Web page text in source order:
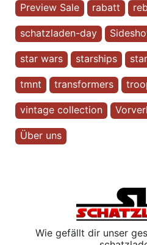
Preview Sale rabatt
schatzladen-day
star wars starships
tmnt transformers
vintage collection
Über uns
Wie gefällt dir unser